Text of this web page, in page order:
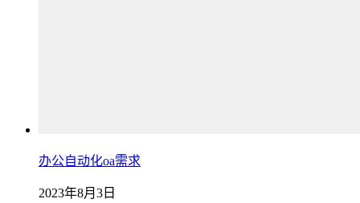
办公自动化oa需求
2023年8月3日